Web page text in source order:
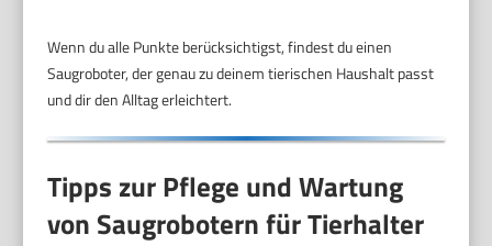
Wenn du alle Punkte berücksichtigst, findest du einen
Saugroboter, der genau zu deinem tierischen Haushalt passt
und dir den Alltag erleichtert.
Tipps zur Pflege und Wartung
von Saugrobotern für Tierhalter